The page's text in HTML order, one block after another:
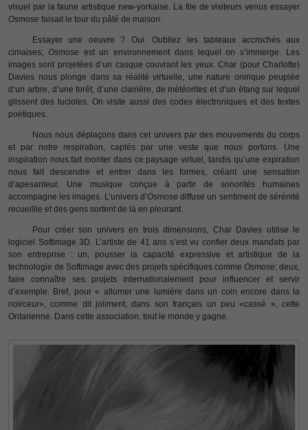
visuel par la faune artistique new-yorkaise. La file de visiteurs venus essayer
Osmose faisait le tour du pâté de maison.
Essayer une oeuvre ? Oui. Oubliez les tableaux accrochés aux
cimaises; Osmose est un environnement dans lequel on s’immerge. Les
images sont projetées d’un casque couvrant les yeux. Char (pour Charlotte)
Davies nous plonge dans sa réalité virtuelle, une nature onirique peuplée
d’un arbre, d’une forêt, d’une clairière, de météorites et d’un étang sur lequel
glissent des lucioles. On visite aussi des codes électroniques et des textes
poétiques.
Nous nous déplaçons dans cet univers par des mouvements du corps
et par notre respiration, captés par une veste que nous portons. Une
inspiration nous.fait monter dans ce paysage virtuel, tandis qu’une expiration
nous fait descendre et entrer dans les formes, créant une sensation
d’apesanteur. Une musique conçue à partir de sonorités humaines
accompagne les images. L’univers d’Osmose diffuse un sentiment de sérénité
recueillie et des gens sortent de là en pleurant.
Pour créer son univers en trois dimensions, Char Davies utilise le
logiciel Softimage 3D. L’artiste de 41 ans s’est vu confier deux mandats par
son entreprise : un, pousser la capacité expressive et artistique de la
technologie de Softimage avec des projets spécifiques comme Osmose; deux,
faire connaître ses projets internationalement pour influencer et servir
d’exemple. Bref, pour « allumer une lumière dans un coin encore dans la
noirceur», comme dit joliment, dans son français un peu «cassé », cette
Ontarienne. Dans cette association, tout le monde y gagne.